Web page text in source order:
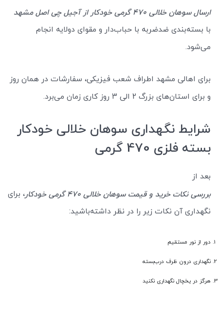
ارسال سوهان خلالی 470 گرمی خودکار از آجیل چی اصل مشهد
با بسته‌بندی ضدضربه با حباب‌دار و مقوای دولایه انجام
می‌شود.
برای اهالی مشهد اطراف شعب فیزیکی، سفارشات در همان روز
و برای استان‌های بزرگ 2 الی 3 روز کاری زمان می‌برد.
شرایط نگهداری سوهان خلالی خودکار
بسته فلزی 470 گرمی
بعد از
بررسی نکات خرید و قیمت سوهان خلالی 470 گرمی خودکار
، برای
نگهداری آن نکات زیر را در نظر داشته‌باشید:
دور از نور مستقیم
نگهداری درون ظرف درب‌بسته
هرگز در یخچال نگهداری نکنید